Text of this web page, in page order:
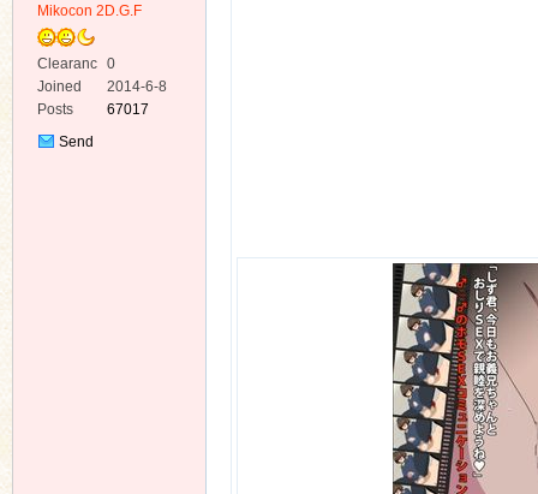
Mikocon 2D.G.F
Clearanc
e
0
Joined
2014-6-8
Posts
67017
Send